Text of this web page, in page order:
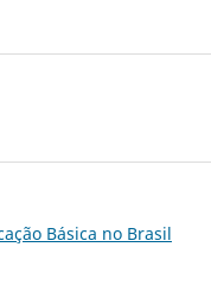
Básica no Brasil